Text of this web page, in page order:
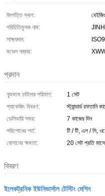
উৎপত্তি স্থল:
পরিচিতিমুলক নাম:
সাক্ষ্যদান:
মডেল নম্বার:
প্রদান
ন্যূনতম চাহিদার পরিমাণ:
1 সেট
প্যাকেজিং বিবরণ:
স্ট্যান্ডার্ড রফতানি
ডেলিভারি সময়:
7 কাজের দিন
পরিশোধের শর্ত:
টি / টি, এল / সি,
যোগানের ক্ষমতা:
20 সেট প্রতি মাসে
বিবরণ
ইলেকট্রনিক ইউনিভার্সাল টেস্টিং মেশিন